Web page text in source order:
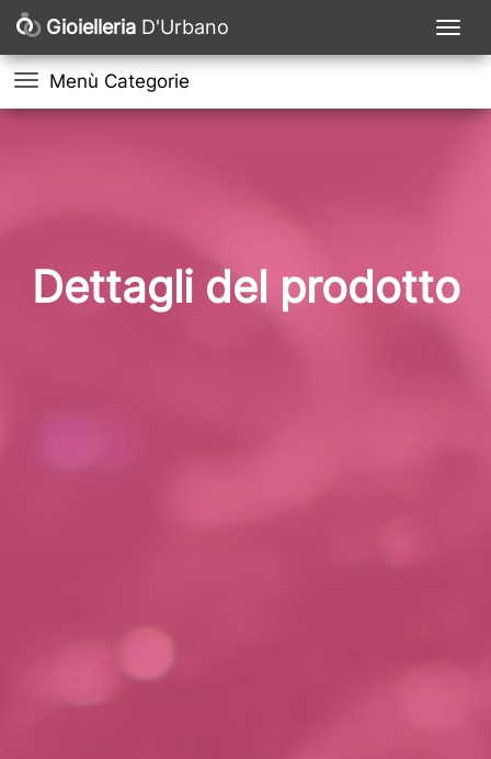
Gioielleria D'Urbano
Menù Categorie
Dettagli del prodotto